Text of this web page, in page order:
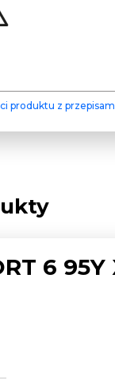
produktu z
6 95Y